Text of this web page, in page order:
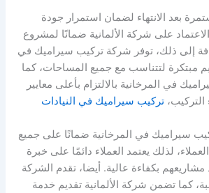
بعد الانتهاء لضمان استمرار جودة
على شركة الألمانية ضمانًا لمشروع
إلى ذلك، توفر شركة تركيب سيراميك في
مبتكرة لتتناسب مع جميع المساحات، كما
في المرخانية بالالتزام بأعلى معايير
التركيب،تركيب سيراميك في النيادات
سيراميك في المرخانية ضمانًا على جميع
لذلك يعتمد العملاء دائمًا على خبرة
مشاريعهم بكفاءة عالية. أيضا، تقدم الشركة
كما تضمن شركة الألمانية تقديم خدمة